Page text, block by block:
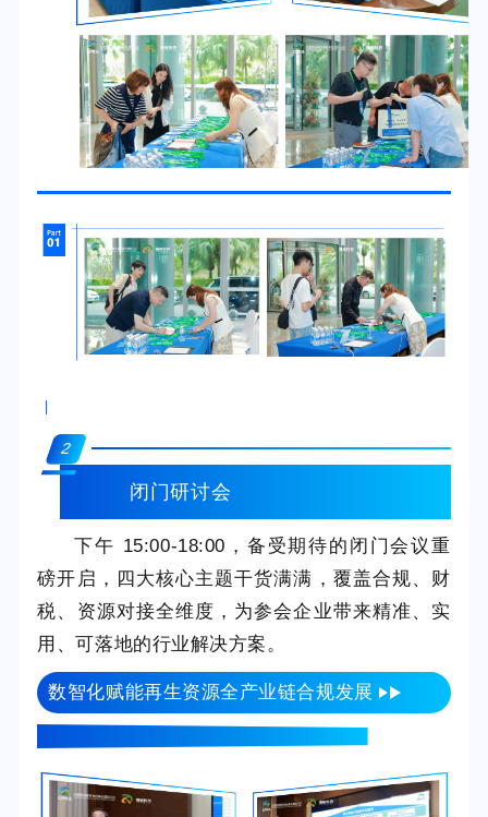
2
闭门研讨会
下午 15:00-18:00，备受期待的闭门会议重
磅开启，四大核心主题干货满满，覆盖合规、财
税、资源对接全维度，为参会企业带来精准、实
用、可落地的行业解决方案。
数智化赋能再生资源全产业链合规发展